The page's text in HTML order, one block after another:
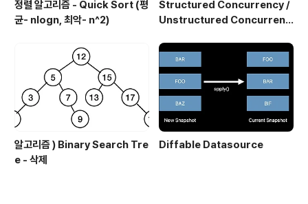
정렬 알고리즘 - Quick Sort (평
균- nlogn, 최악- n^2)
Structured Concurrency /
Unstructured Concurrenc
알고리즘 ) Binary Search Tre
e - 삭제
Diffable Datasource